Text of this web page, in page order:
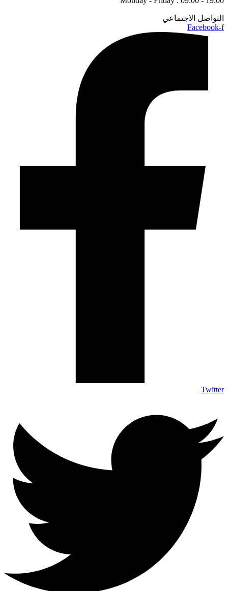
التواصل الاجتماعي
Facebook-f
Twitter